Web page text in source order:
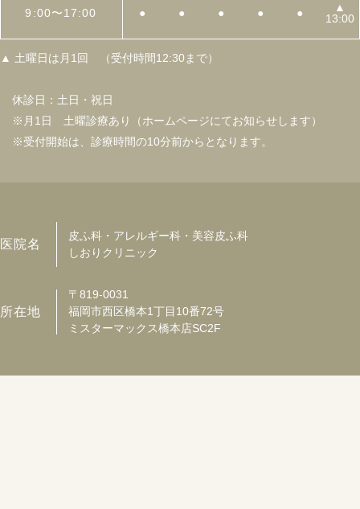
9:00〜17:00 ● ● ● ● ●
▲
13:00
▲ 土曜日は月1回 （受付時間12:30まで）
休診日：土日・祝日
※月1日 土曜診療あり（ホームページにてお知らせします）
※受付開始は、診療時間の10分前からとなります。
医院名
皮ふ科・アレルギー科・美容皮ふ科
しおりクリニック
所在地
〒819-0031
福岡市西区橋本1丁目10番72号
ミスターマックス橋本店SC2F